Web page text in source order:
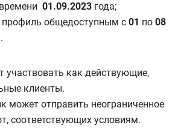
01.09.2023 года;
профиль общедоступным с 01 по 08
участвовать как действующие,
клиенты.
может отправить неограниченное
соответствующих условиям.